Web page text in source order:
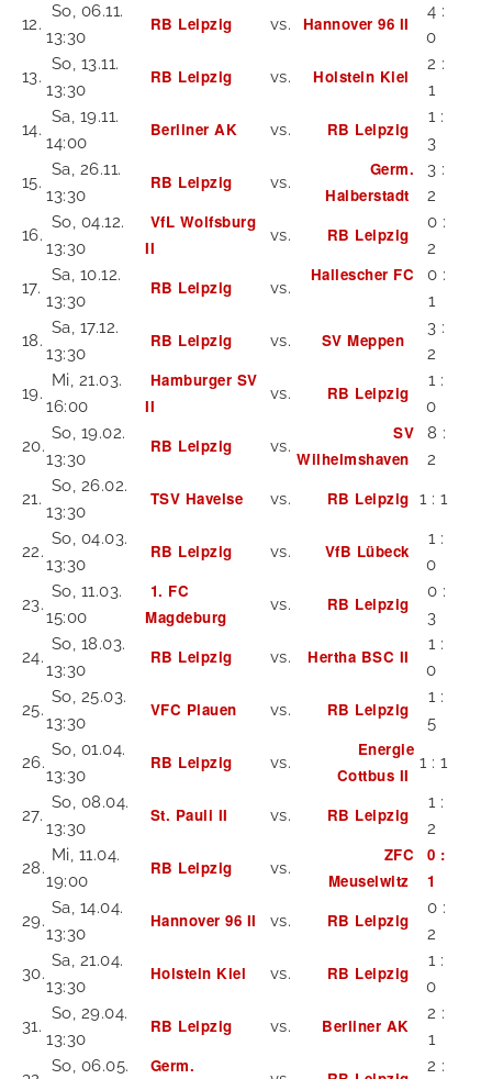
12.
So, 06.11.
13:30
RB Leipzig vs. Hannover 96 II
4 :
0
13.
So, 13.11.
13:30
RB Leipzig vs. Holstein Kiel
2 :
1
14.
Sa, 19.11.
14:00
Berliner AK vs. RB Leipzig
1 :
3
15.
Sa, 26.11.
13:30
RB Leipzig vs.
Germ.
Halberstadt
3 :
2
16.
So, 04.12.
13:30
VfL Wolfsburg
II
vs. RB Leipzig
0 :
2
17.
Sa, 10.12.
13:30
RB Leipzig vs.
Hallescher FC
0 :
1
18.
Sa, 17.12.
13:30
RB Leipzig vs. SV Meppen
3 :
2
19.
Mi, 21.03.
16:00
Hamburger SV
II
vs. RB Leipzig
1 :
0
20.
So, 19.02.
13:30
RB Leipzig vs.
SV
Wilhelmshaven
8 :
2
21.
So, 26.02.
13:30
TSV Havelse vs. RB Leipzig 1 : 1
22.
So, 04.03.
13:30
RB Leipzig vs. VfB Lübeck
1 :
0
23.
So, 11.03.
15:00
1. FC
Magdeburg
vs. RB Leipzig
0 :
3
24.
So, 18.03.
13:30
RB Leipzig vs. Hertha BSC II
1 :
0
25.
So, 25.03.
13:30
VFC Plauen vs. RB Leipzig
1 :
5
26.
So, 01.04.
13:30
RB Leipzig vs.
Energie
Cottbus II
1 : 1
27.
So, 08.04.
13:30
St. Pauli II vs. RB Leipzig
1 :
2
28.
Mi, 11.04.
19:00
RB Leipzig vs.
ZFC
Meuselwitz
0 :
1
29.
Sa, 14.04.
13:30
Hannover 96 II vs. RB Leipzig
0 :
2
30.
Sa, 21.04.
13:30
Holstein Kiel vs. RB Leipzig
1 :
0
31.
So, 29.04.
13:30
RB Leipzig vs. Berliner AK
2 :
1
So, 06.05.
Germ.
2 :